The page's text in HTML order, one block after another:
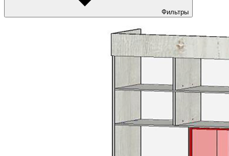
Фильтры